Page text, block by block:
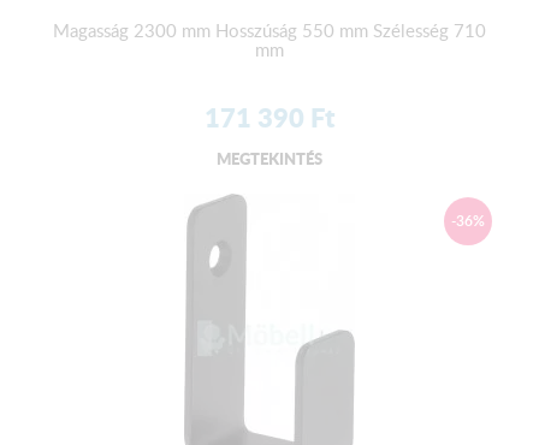
Magasság 2300 mm Hosszúság 550 mm Szélesség 710
mm
171 390 Ft
MEGTEKINTÉS
-36%